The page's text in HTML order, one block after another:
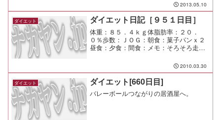
食： 運動：Jog-4km/24min メモ：横浜市
緑区の最高地点、高尾山か...
2013.05.10
ダイエット ダイエット日記［９５１日目］
体重：８５．４ｋｇ体脂肪率：２０．
０％歩数：ＪＯＧ：朝食：菓子パンｘ２
昼食：夕食：間食：メモ：そろそろ走り
ーンは今月中だ。 急がねば。 2010.03.30
ダイエット ダイエット[660日目]
バレーボールつながりの居酒屋へ。